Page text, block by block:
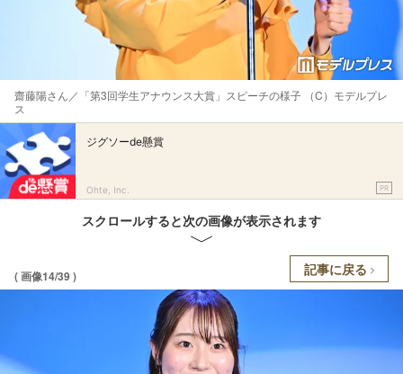
齋藤陽さん／「第3回学生アナウンス大賞」スピーチの様子 （C）モデルプレ
ス
ジグソーde懸賞
Ohte, Inc. PR
スクロールすると次の画像が表示されます
( 画像14/39 ) 記事に戻る